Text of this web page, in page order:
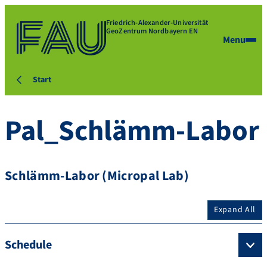
Friedrich-Alexander-Universität
GeoZentrum Nordbayern EN
Menu
Start
Pal_Schlämm-Labor
Schlämm-Labor (Micropal Lab)
Expand All
Schedule